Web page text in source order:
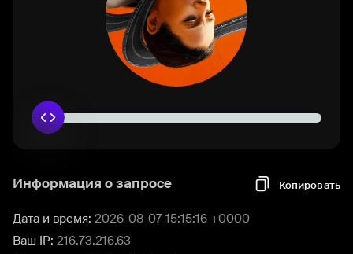
Информация о запросе Копировать
Дата и время: 2026-08-07 15:15:16 +0000
Ваш IP: 216.73.216.63